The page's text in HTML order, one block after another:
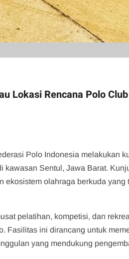
Lokasi Rencana Polo
Polo Indonesia melakukan
kawasan Sentul, Jawa Barat.
ekosistem olahraga berkuda yang
pelatihan, kompetisi, dan
Fasilitas ini dirancang untuk
yang mendukung